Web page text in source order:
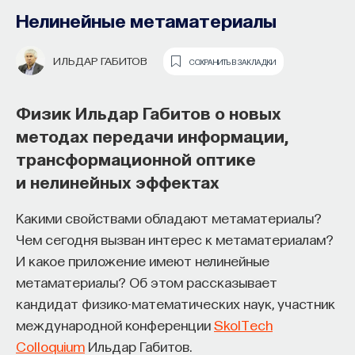
Нелинейные метаматериалы
ИЛЬДАР ГАБИТОВ СОХРАНИТЬ В ЗАКЛАДКИ
Физик Ильдар Габитов о новых
методах передачи информации,
трансформационной оптике
и нелинейных эффектах
Какими свойствами обладают метаматериалы?
Чем сегодня вызван интерес к метаматериалам?
И какое приложение имеют нелинейные
метаматериалы? Об этом рассказывает
кандидат физико-математических наук, участник
международной конференцииSkolTech
Colloquium Ильдар Габитов.
Максутов запускает сервис, который
поможет найти свою нишу
в глобальных deep tech и биотех
компаниях
В 2012 годуИвар Максутовсоздал проект
ПостНаука, который дал голос учёным и навсегда
СОХРАНИТЬ В ЗАКЛАДКИ
о турбулентности, моделировании
Большого взрыва
и высокотемпературной
сверхпроводимости
Квантовые симуляторы — это очень мощная
тематика в современной физике, которая берет
свое начало в глубинах XX века. Еще Ричард
Фейнман в свое время сказал, что если
мы не можем рассчитать какую-то сложную
квантово-механическую систему,
то мы и не должны пытаться это делать. Вместо